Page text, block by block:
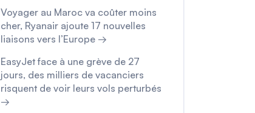
Voyager au Maroc va coûter moins
cher, Ryanair ajoute 17 nouvelles
liaisons vers l’Europe →
EasyJet face à une grève de 27
jours, des milliers de vacanciers
risquent de voir leurs vols perturbés
→